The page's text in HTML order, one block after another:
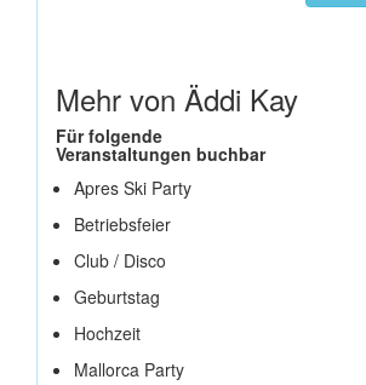
Mehr von Äddi Kay
Für folgende
Veranstaltungen buchbar
Apres Ski Party
Betriebsfeier
Club / Disco
Geburtstag
Hochzeit
Mallorca Party